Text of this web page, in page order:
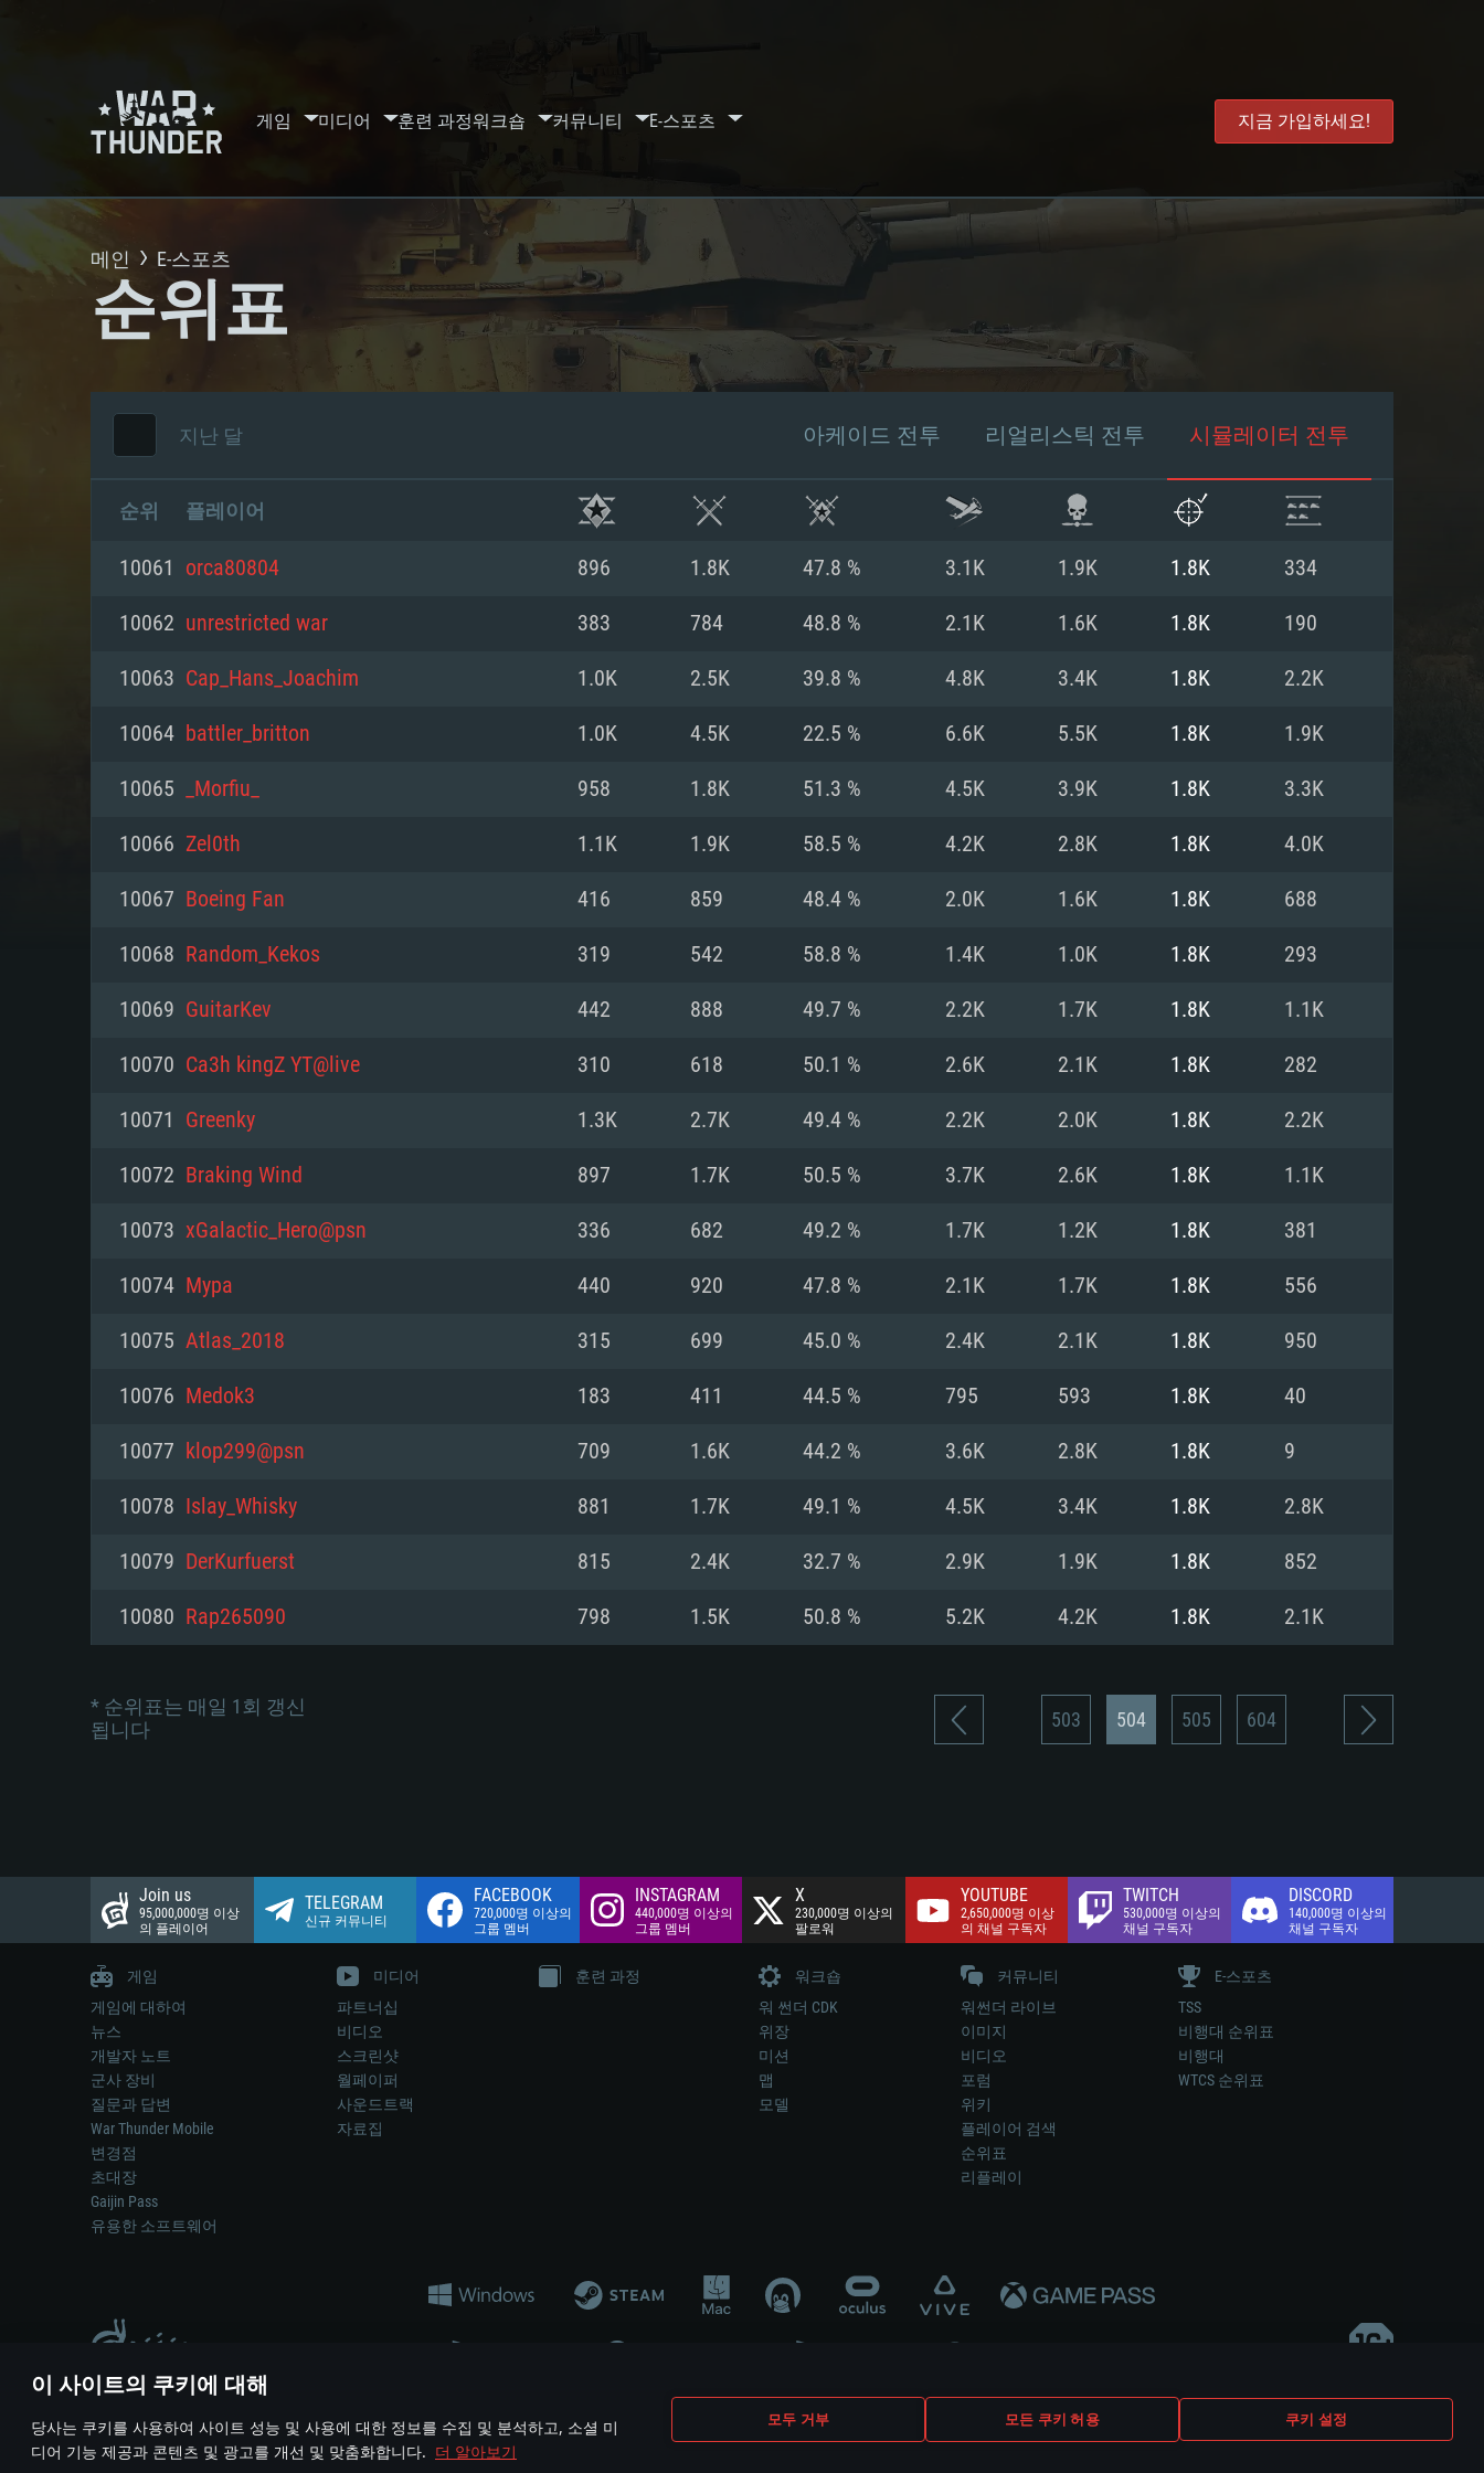
이 사이트의 쿠키에 대해
당사는 쿠키를 사용하여 사이트 성능 및 사용에 대한 정보를 수집 및 분석하고, 소셜 미
디어 기능 제공과 콘텐츠 및 광고를 개선 및 맞춤화합니다. 더 알아보기
모두 거부 모든 쿠키 허용 쿠키 설정
게임 미디어 훈련 과정워크숍 커뮤니티 E-스포츠 지금 가입하세요!
시스템 요구사항
PC MAC Linux
최소사양
운영체제: Windows 10 (64 bit)
프로세서: 2.2 GHz 듀얼코어 이상
메모리: 4GB
그래픽 카드: DirectX 11 이상을 지원하는 AMD
해상도: 720p
네트워크: 브로드밴드 인터넷
여유 저장 공간: 22.1 GB (최소 클라이언트)
권장 사양
운영체제: Windows 10/11 (64 bit)
프로세서: Intel Core i5 또는 Ryzen 5 3600 이상
메모리: 16 GB 이상
그래픽 카드: DirectX 11 이상을 지원하는 Nvidia
최소사양
운영체제: Mac OS Big Sur 11.0
프로세서: 최소 2.2 GHz의 Core i5 (Intel Xeon 은 지
(Mac), 혹은 이와 비슷한 성능을 가지는 Mac 버전
의 AMD/Nvidia. 최소 해상도: 720p
네트워크: 브로드밴드 인터넷
여유 저장 공간: 22.1 GB (최소 클라이언트)
권장 사양
운영체제: Mac OS Big Sur 11.0
프로세서: Core i7 (Intel Xeon 은 지원하지 않습니
네트워크: 브로드밴드 인터넷
여유 저장 공간: 62.2 GB (전체 클라이언트)
최소사양
운영체제: 64bit Linux 중 최신 버전
프로세서: 2.4 GHz 듀얼코어
메모리: 4 GB
그래픽 카드: Vulkan 을 지원하고, 최신 그래픽 드라
와 동급의 성능을 가지며 최신 그래픽 드라이버를
지원하는 AMD (6개월 미만; 최소사양 지원 해상도
권장 사양
운영체제: Ubuntu 20.04 64bit
프로세서: Intel Core i7
메모리: 16 GB
그래픽 카드: Vulkan 을 지원하고, 최신 그래픽 드라
와 동급의 성능을 가지며 최신 그래픽 드라이버를
지원하는 AMD RX 570 (6개월 미만; 최소사양 지원
메인 E-스포츠
순위표
지난 달 아케이드 전투 리얼리스틱 전투 시뮬레이터 전투
순위 플레이어
10061 orca80804 896 1.8K 47.8 % 3.1K 1.9K 1.8K 334
10062 unrestricted war 383 784 48.8 % 2.1K 1.6K 1.8K 190
10063 Cap_Hans_Joachim 1.0K 2.5K 39.8 % 4.8K 3.4K 1.8K 2.2K
10064 battler_britton 1.0K 4.5K 22.5 % 6.6K 5.5K 1.8K 1.9K
10065 _Morfiu_ 958 1.8K 51.3 % 4.5K 3.9K 1.8K 3.3K
10066 Zel0th 1.1K 1.9K 58.5 % 4.2K 2.8K 1.8K 4.0K
10067 Boeing Fan 416 859 48.4 % 2.0K 1.6K 1.8K 688
10068 Random_Kekos 319 542 58.8 % 1.4K 1.0K 1.8K 293
10069 GuitarKev 442 888 49.7 % 2.2K 1.7K 1.8K 1.1K
10070 Ca3h kingZ YT@live 310 618 50.1 % 2.6K 2.1K 1.8K 282
10071 Greenky 1.3K 2.7K 49.4 % 2.2K 2.0K 1.8K 2.2K
10072 Braking Wind 897 1.7K 50.5 % 3.7K 2.6K 1.8K 1.1K
10073 xGalactic_Hero@psn 336 682 49.2 % 1.7K 1.2K 1.8K 381
10074 Мyра 440 920 47.8 % 2.1K 1.7K 1.8K 556
10075 Atlas_2018 315 699 45.0 % 2.4K 2.1K 1.8K 950
10076 Medok3 183 411 44.5 % 795 593 1.8K 40
10077 klop299@psn 709 1.6K 44.2 % 3.6K 2.8K 1.8K 9
10078 Islay_Whisky 881 1.7K 49.1 % 4.5K 3.4K 1.8K 2.8K
10079 DerKurfuerst 815 2.4K 32.7 % 2.9K 1.9K 1.8K 852
10080 Rap265090 798 1.5K 50.8 % 5.2K 4.2K 1.8K 2.1K
* 순위표는 매일 1회 갱신
됩니다
503 504 505 604
Join us
95,000,000명 이상
의 플레이어
TELEGRAM
신규 커뮤니티
FACEBOOK
720,000명 이상의
그룹 멤버
INSTAGRAM
440,000명 이상의
그룹 멤버
X
230,000명 이상의
팔로워
YOUTUBE
2,650,000명 이상
의 채널 구독자
TWITCH
530,000명 이상의
채널 구독자
DISCORD
140,000명 이상의
채널 구독자
게임
게임에 대하여
뉴스
개발자 노트
군사 장비
질문과 답변
War Thunder Mobile
변경점
초대장
Gaijin Pass
유용한 소프트웨어
미디어
파트너십
비디오
스크린샷
월페이퍼
사운드트랙
자료집
훈련 과정
워크숍
워 썬더 CDK
위장
미션
맵
모델
커뮤니티
워썬더 라이브
이미지
비디오
포럼
위키
플레이어 검색
순위표
리플레이
E-스포츠
TSS
비행대 순위표
비행대
WTCS 순위표
게임 에서 어떠한 현실의 무기나 차량을 묘사하는 것은 무기 개발 업체나 장비 제조 업체가 게임 개발 후원 또는 홍보에 참여하지 않습니다..
© 2011—2026 Gaijin Games Kft. All trademarks, logos and brand names are the property of their respective owners.
이용 약관 이용 약관